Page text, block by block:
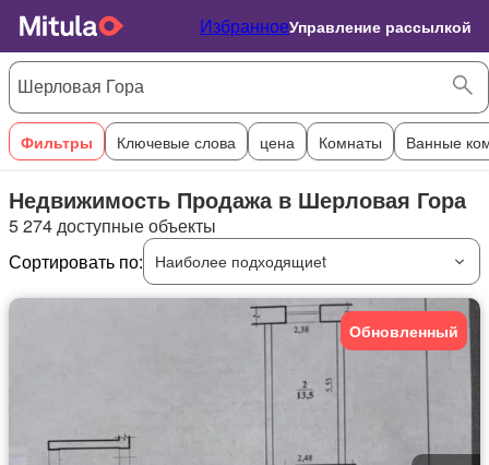
ИзбранноеУправление рассылкой
Фильтры Ключевые слова цена Комнаты Ванные
Недвижимость Продажа в Шерловая Гора
5 274 доступные объекты
Сортировать по:
Наиболее подходящиеt
Обновленный